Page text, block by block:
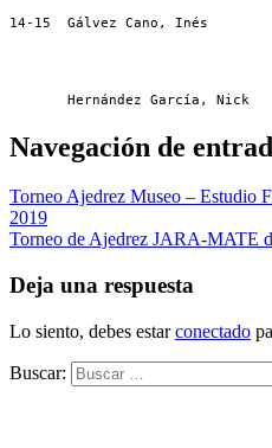
14-15  Gálvez Cano, Inés
Hernández García, Nick
Navegación de
Torneo Ajedrez Museo – Estudio
2019
Torneo de Ajedrez JARA-MATE
Deja una respuesta
Lo siento, debes estarconectado
Buscar: